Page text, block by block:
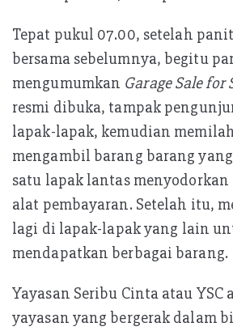
Tepat pukul 07.00, setelah
bersama sebelumnya, begitu
mengumumkan Garage Sale for
resmi dibuka, tampak
lapak-lapak, kemudian
mengambil barang barang
satu lapak lantas menyodorkan
alat pembayaran. Setelah itu,
lagi di lapak-lapak yang lain
mendapatkan berbagai barang.
Yayasan Seribu Cinta atau YSC
yayasan yang bergerak dalam